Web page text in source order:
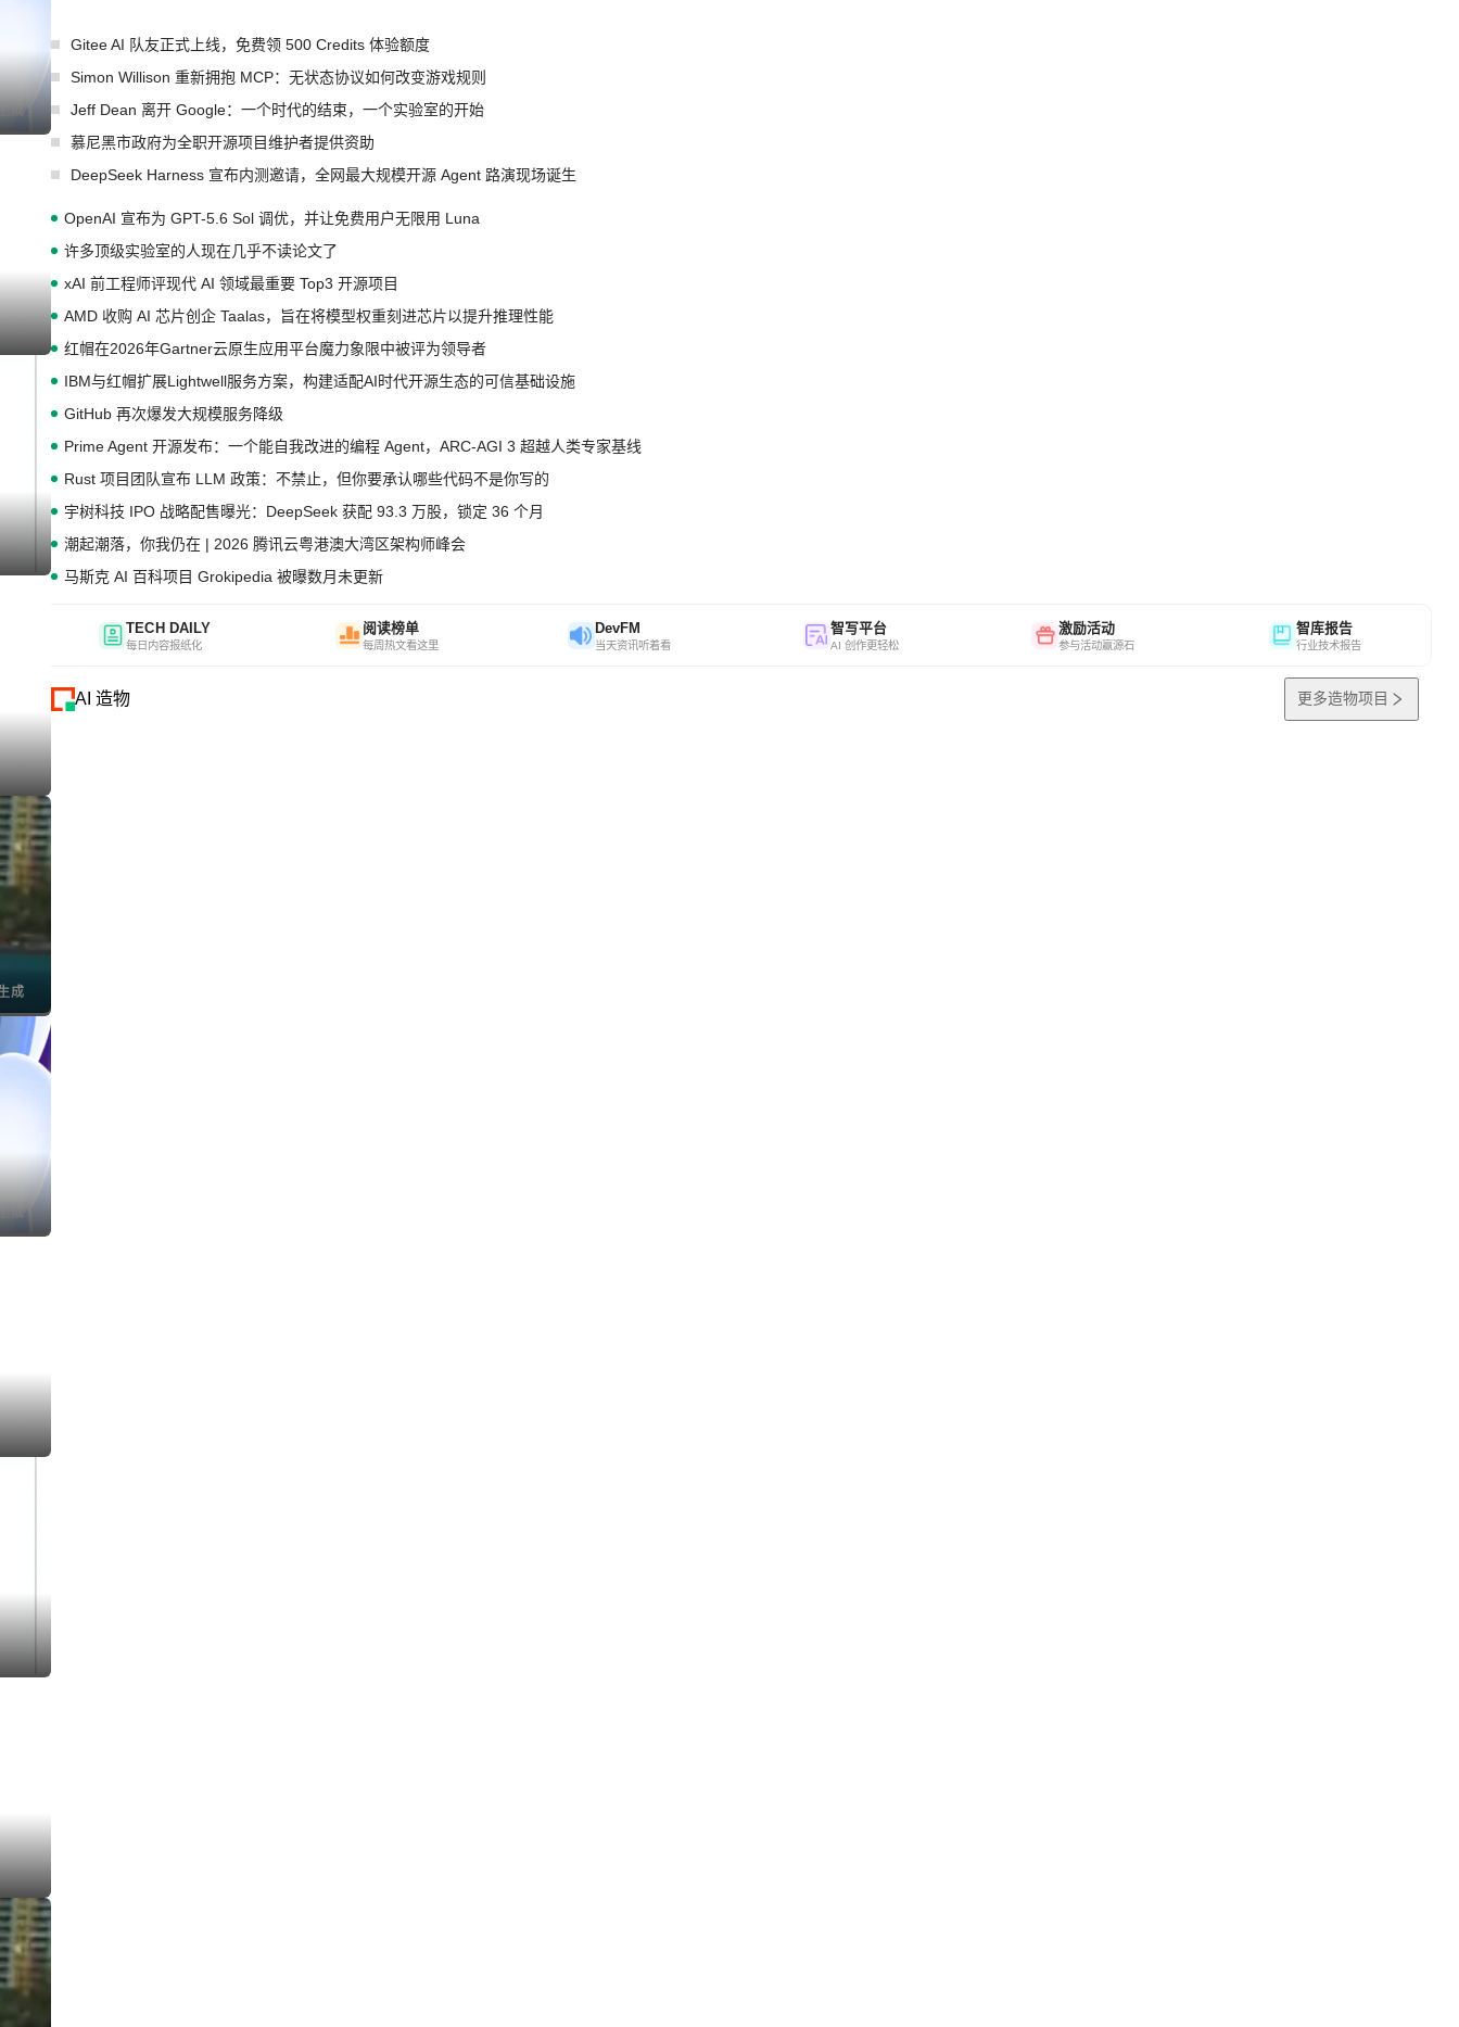
成
成
成
Gitee AI 队友正式上线，免费领 500 Credits 体验额度
Simon Willison 重新拥抱 MCP：无状态协议如何改变游戏规则
Jeff Dean 离开 Google：一个时代的结束，一个实验室的开始
慕尼黑市政府为全职开源项目维护者提供资助
DeepSeek Harness 宣布内测邀请，全网最大规模开源 Agent 路演现场诞生
OpenAI 宣布为 GPT-5.6 Sol 调优，并让免费用户无限用 Luna
许多顶级实验室的人现在几乎不读论文了
xAI 前工程师评现代 AI 领域最重要 Top3 开源项目
AMD 收购 AI 芯片创企 Taalas，旨在将模型权重刻进芯片以提升推理性能
红帽在2026年Gartner云原生应用平台魔力象限中被评为领导者
IBM与红帽扩展Lightwell服务方案，构建适配AI时代开源生态的可信基础设施
GitHub 再次爆发大规模服务降级
Prime Agent 开源发布：一个能自我改进的编程 Agent，ARC-AGI 3 超越人类专家基线
Rust 项目团队宣布 LLM 政策：不禁止，但你要承认哪些代码不是你写的
宇树科技 IPO 战略配售曝光：DeepSeek 获配 93.3 万股，锁定 36 个月
潮起潮落，你我仍在 | 2026 腾讯云粤港澳大湾区架构师峰会
马斯克 AI 百科项目 Grokipedia 被曝数月未更新
TECH DAILY
每日内容报纸化
阅读榜单
每周热文看这里
DevFM
当天资讯听着看
智写平台
AI 创作更轻松
激励活动
参与活动赢源石
智库报告
行业技术报告
AI 造物 更多造物项目